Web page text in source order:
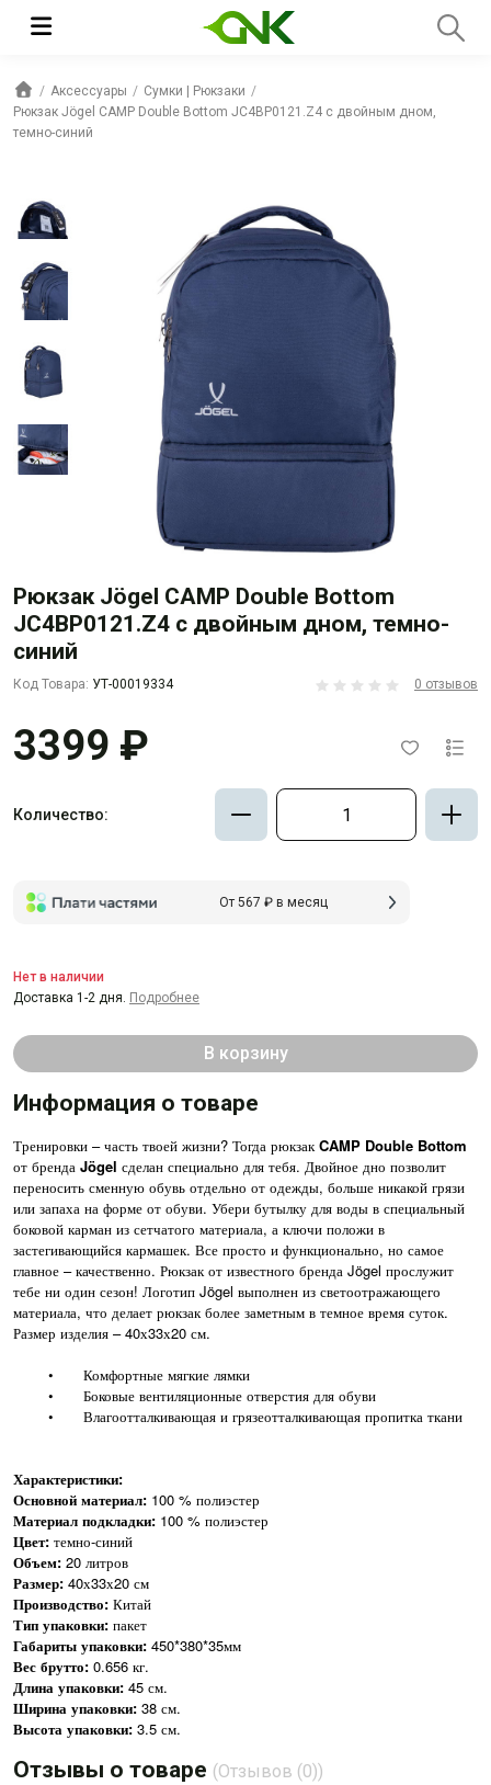
Аксессуары
Сумки | Рюкзаки
Рюкзак Jögel CAMP Double Bottom JC4BP0121.Z4 с двойным дном,
темно-синий
Рюкзак Jögel CAMP Double Bottom
JC4BP0121.Z4 с двойным дном, темно-
синий
Код Товара: УТ-00019334 0 отзывов
3399 ₽
Количество:
От 567 ₽ в месяц
В корзину
Нет в наличии
Доставка 1-2 дня. Подробнее
Информация о товаре
Тренировки – часть твоей жизни? Тогда рюкзакCAMP Double Bottom
от бренда Jögel сделан специально для тебя. Двойное дно позволит
переносить сменную обувь отдельно от одежды, больше никакой грязи
или запаха на форме от обуви. Убери бутылку для воды в специальный
боковой карман из сетчатого материала, а ключи положи в
застегивающийся кармашек. Все просто и функционально, но самое
главное – качественно. Рюкзак от известного бренда Jögel прослужит
тебе ни один сезон! Логотип Jögel выполнен из светоотражающего
материала, что делает рюкзак более заметным в темное время суток.
Размер изделия – 40х33х20 см.
•
Комфортные мягкие лямки
•
Боковые вентиляционные отверстия для обуви
•
Влагоотталкивающая и грязеотталкивающая пропитка ткани
Характеристики:
Основной материал: 100 % полиэстер
Материал подкладки: 100 % полиэстер
Цвет: темно-синий
Объем: 20 литров
Размер: 40х33х20 см
Производство: Китай
Тип упаковки: пакет
Габариты упаковки: 450*380*35мм
Вес брутто: 0.656 кг.
Длина упаковки: 45 см.
Ширина упаковки: 38 см.
Высота упаковки: 3.5 см.
Отзывы о товаре (Отзывов (0))